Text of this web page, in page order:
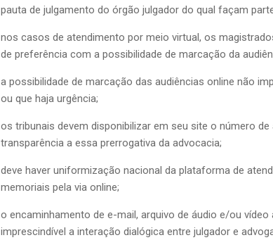
pauta de julgamento do órgão julgador do qual façam
nos casos de atendimento por meio virtual, os
de preferência com a possibilidade de marcação da
a possibilidade de marcação das audiências online não
ou que haja urgência;
os tribunais devem disponibilizar em seu site o número
transparência a essa prerrogativa da advocacia;
deve haver uniformização nacional da plataforma de
memoriais pela via online;
o encaminhamento de e-mail, arquivo de áudio e/ou
imprescindível a interação dialógica entre julgador e